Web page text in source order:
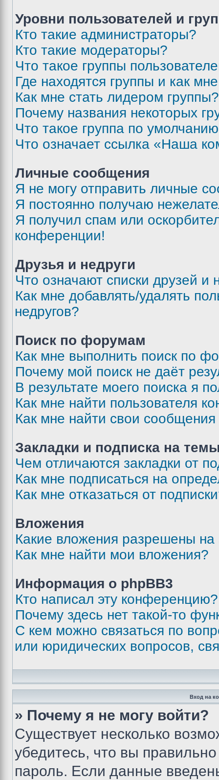
Уровни пользователей и
Кто такие администраторы?
Кто такие модераторы?
Что такое группы
Где находятся группы и как
Как мне стать лидером группы?
Почему названия некоторых
Что такое группа по
Что означает ссылка «Наша
Личные сообщения
Я не могу отправить личные
Я постоянно получаю
Я получил спам или
конференции!
Друзья и недруги
Что означают списки друзей и
Как мне добавлять/удалять
недругов?
Поиск по форумам
Как мне выполнить поиск по
Почему мой поиск не даёт
В результате моего поиска я
Как мне найти пользователя
Как мне найти свои
Закладки и подписка на
Чем отличаются закладки от
Как мне подписаться на
Как мне отказаться от
Вложения
Какие вложения разрешены
Как мне найти мои вложения?
Информация о phpBB3
Кто написал эту конференцию?
Почему здесь нет такой-то
С кем можно связаться по
или юридических вопросов,
Вход на
» Почему я не могу войти?
Существует несколько
убедитесь, что вы
пароль. Если данные